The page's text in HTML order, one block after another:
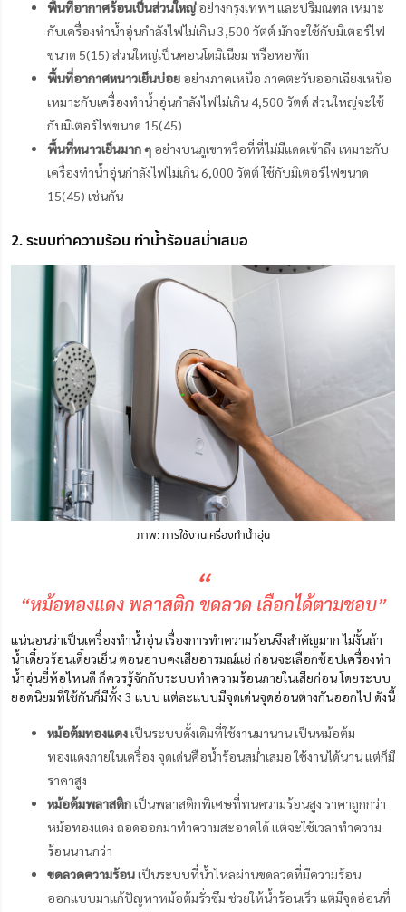
พื้นที่อากาศร้อนเป็นส่วนใหญ่อย่างกรุงเทพฯ และปริมณฑล เหมาะ
กับเครื่องทำน้ำอุ่นกำลังไฟไม่เกิน 3,500 วัตต์ มักจะใช้กับมิเตอร์ไฟ
ขนาด 5(15) ส่วนใหญ่เป็นคอนโดมิเนียม หรือหอพัก
พื้นที่อากาศหนาวเย็นบ่อย อย่างภาคเหนือ ภาคตะวันออกเฉียงเหนือ
เหมาะกับเครื่องทำน้ำอุ่นกำลังไฟไม่เกิน 4,500 วัตต์ ส่วนใหญ่จะใช้
กับมิเตอร์ไฟขนาด 15(45)
พื้นที่หนาวเย็นมาก ๆ อย่างบนภูเขาหรือที่ที่ไม่มีแดดเข้าถึง เหมาะกับ
เครื่องทำน้ำอุ่นกำลังไฟไม่เกิน 6,000 วัตต์ ใช้กับมิเตอร์ไฟขนาด
15(45) เช่นกัน
2. ระบบทำความร้อน ทำน้ำร้อนสม่ำเสมอ
ภาพ: การใช้งานเครื่องทำน้ำอุ่น
“
“หม้อทองแดง พลาสติก ขดลวด เลือกได้ตามชอบ”
แน่นอนว่าเป็นเครื่องทำน้ำอุ่น เรื่องการทำความร้อนจึงสำคัญมาก ไม่งั้นถ้า
น้ำเดี๋ยวร้อนเดี๋ยวเย็น ตอนอาบคงเสียอารมณ์แย่ ก่อนจะเลือกช้อปเครื่องทํา
น้ำอุ่นยี่ห้อไหนดี ก็ควรรู้จักกับระบบทำความร้อนภายในเสียก่อน โดยระบบ
ยอดนิยมที่ใช้กันก็มีทั้ง 3 แบบ แต่ละแบบมีจุดเด่นจุดอ่อนต่างกันออกไป ดังนี้
หม้อต้มทองแดงเป็นระบบดั้งเดิมที่ใช้งานมานาน เป็นหม้อต้ม
ทองแดงภายในเครื่อง จุดเด่นคือน้ำร้อนสม่ำเสมอ ใช้งานได้นาน แต่ก็มี
ราคาสูง
หม้อต้มพลาสติกเป็นพลาสติกพิเศษที่ทนความร้อนสูง ราคาถูกกว่า
หม้อทองแดง ถอดออกมาทำความสะอาดได้ แต่จะใช้เวลาทำความ
ร้อนนานกว่า
ขดลวดความร้อนเป็นระบบที่น้ำไหลผ่านขดลวดที่มีความร้อน
ออกแบบมาแก้ปัญหาหม้อต้มรั่วซึม ช่วยให้น้ำร้อนเร็ว แต่มีจุดอ่อนที่